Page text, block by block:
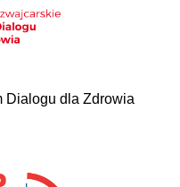
Dialogu dla Zdrowia